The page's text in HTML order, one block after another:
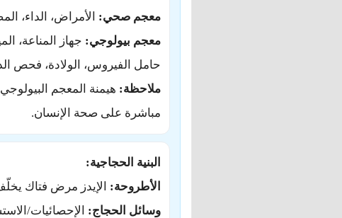
معجم صحي: الأمراض، الداء،
معجم بيولوجي: جهاز المناعة،
حامل الفيروس، الولادة، فحص
ملاحظة: هيمنة المعجم البيولوجي
مباشرة على صحة الإنسان.
البنية الحجاجية:
الأطروحة: الإيدز مرض فتاك
وسائل الحجاج: الإحصائيات/